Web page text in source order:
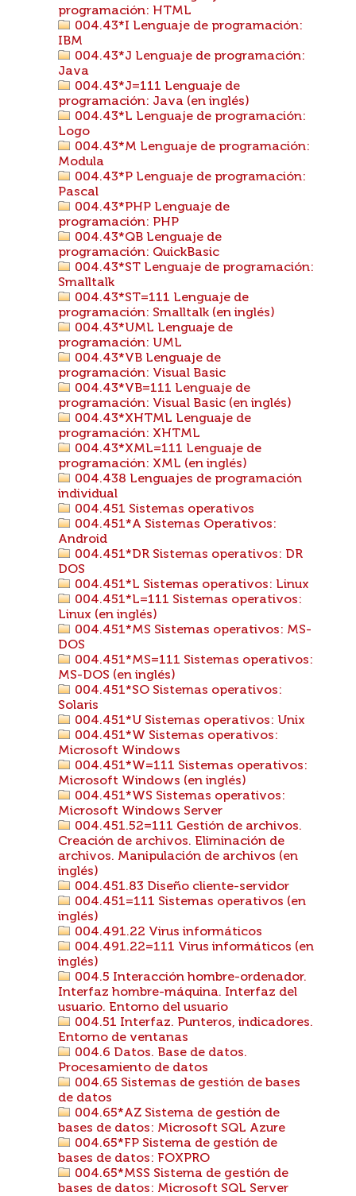
programación: HTML
004.43*I Lenguaje de programación:
IBM
004.43*J Lenguaje de programación:
Java
004.43*J=111 Lenguaje de
programación: Java (en inglés)
004.43*L Lenguaje de programación:
Logo
004.43*M Lenguaje de programación:
Modula
004.43*P Lenguaje de programación:
Pascal
004.43*PHP Lenguaje de
programación: PHP
004.43*QB Lenguaje de
programación: QuickBasic
004.43*ST Lenguaje de programación:
Smalltalk
004.43*ST=111 Lenguaje de
programación: Smalltalk (en inglés)
004.43*UML Lenguaje de
programación: UML
004.43*VB Lenguaje de
programación: Visual Basic
004.43*VB=111 Lenguaje de
programación: Visual Basic (en inglés)
004.43*XHTML Lenguaje de
programación: XHTML
004.43*XML=111 Lenguaje de
programación: XML (en inglés)
004.438 Lenguajes de programación
individual
004.451 Sistemas operativos
004.451*A Sistemas Operativos:
Android
004.451*DR Sistemas operativos: DR
DOS
004.451*L Sistemas operativos: Linux
004.451*L=111 Sistemas operativos:
Linux (en inglés)
004.451*MS Sistemas operativos: MS-
DOS
004.451*MS=111 Sistemas operativos:
MS-DOS (en inglés)
004.451*SO Sistemas operativos:
Solaris
004.451*U Sistemas operativos: Unix
004.451*W Sistemas operativos:
Microsoft Windows
004.451*W=111 Sistemas operativos:
Microsoft Windows (en inglés)
004.451*WS Sistemas operativos:
Microsoft Windows Server
004.451.52=111 Gestión de archivos.
Creación de archivos. Eliminación de
archivos. Manipulación de archivos (en
inglés)
004.451.83 Diseño cliente-servidor
004.451=111 Sistemas operativos (en
inglés)
004.491.22 Virus informáticos
004.491.22=111 Virus informáticos (en
inglés)
004.5 Interacción hombre-ordenador.
Interfaz hombre-máquina. Interfaz del
usuario. Entorno del usuario
004.51 Interfaz. Punteros, indicadores.
Entorno de ventanas
004.6 Datos. Base de datos.
Procesamiento de datos
004.65 Sistemas de gestión de bases
de datos
004.65*AZ Sistema de gestión de
bases de datos: Microsoft SQL Azure
004.65*FP Sistema de gestión de
bases de datos: FOXPRO
004.65*MSS Sistema de gestión de
bases de datos: Microsoft SQL Server